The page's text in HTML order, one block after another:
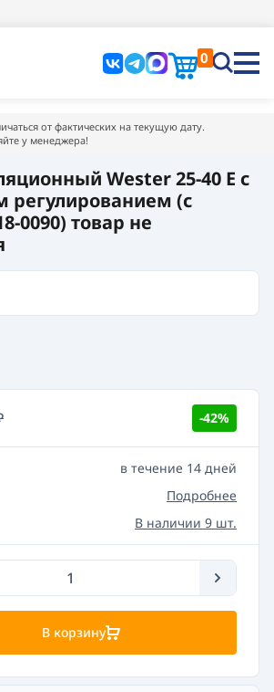
0
от фактических на текущую дату.
у менеджера!
Wester 25-40 E с
регулированием (с
0090) товар не
-42%
в течение 14 дней
Подробнее
В наличии 9 шт.
В корзину